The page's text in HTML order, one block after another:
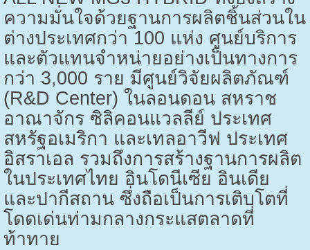
ความมั่นใจด้วยฐานการผลิตชิ้นส่วนใน
ต่างประเทศกว่า 100 แห่ง ศูนย์บริการ
และตัวแทนจำหน่ายอย่างเป็นทางการ
กว่า 3,000 ราย มีศูนย์วิจัยผลิตภัณฑ์
(R&D Center) ในลอนดอน สหราช
อาณาจักร ซิลิคอนแวลลีย์ ประเทศ
สหรัฐอเมริกา และเทลอาวีฟ ประเทศ
อิสราเอล รวมถึงการสร้างฐานการผลิต
ในประเทศไทย อินโดนีเซีย อินเดีย
และปากีสถาน ซึ่งถือเป็นการเติบโตที่
โดดเด่นท่ามกลางกระแสตลาดที่
ท้าทาย